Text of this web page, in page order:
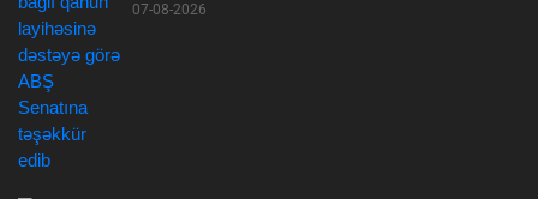
07-08-2026